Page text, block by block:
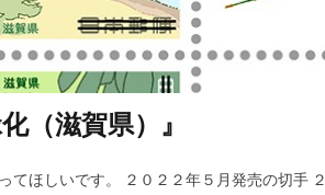
（滋賀県）』
てほしいです。 ２０２２年５月発売の切手 ２